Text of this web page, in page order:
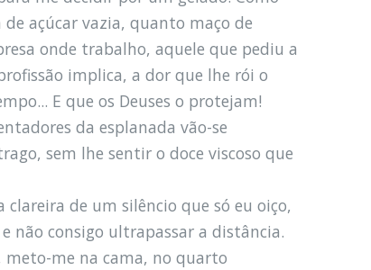
açúcar vazia, quanto maço de
onde trabalho, aquele que pediu a
implica, a dor que lhe rói o
E que os Deuses o protejam!
da esplanada vão-se
sem lhe sentir o doce viscoso que
de um silêncio que só eu oiço,
não consigo ultrapassar a distância.
meto-me na cama, no quarto